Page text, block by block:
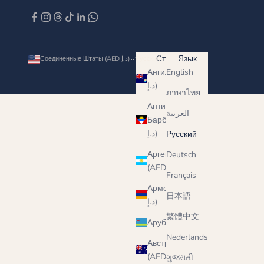
Соединенные Штаты (AED د.إ)
Страна
Ангилья (AED
د.إ)
Антигуа и
Барбуда (AED
د.إ)
Аргентина
Армения (AED
د.إ)
Австралия
(AED د.إ)
Русский
Язык
English
ภาษาไทย
العربية
Русский
Deutsch
Français
日本語
繁體中文
Nederlands
ગુજરાતી